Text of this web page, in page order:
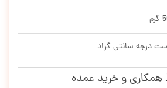
درجه سانتی گراد
همکاری و خرید عمده